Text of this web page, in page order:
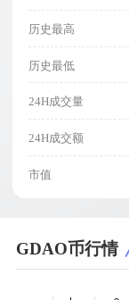
历史最高
历史最低
24H成交量
24H成交额
市值
GDAO币行情